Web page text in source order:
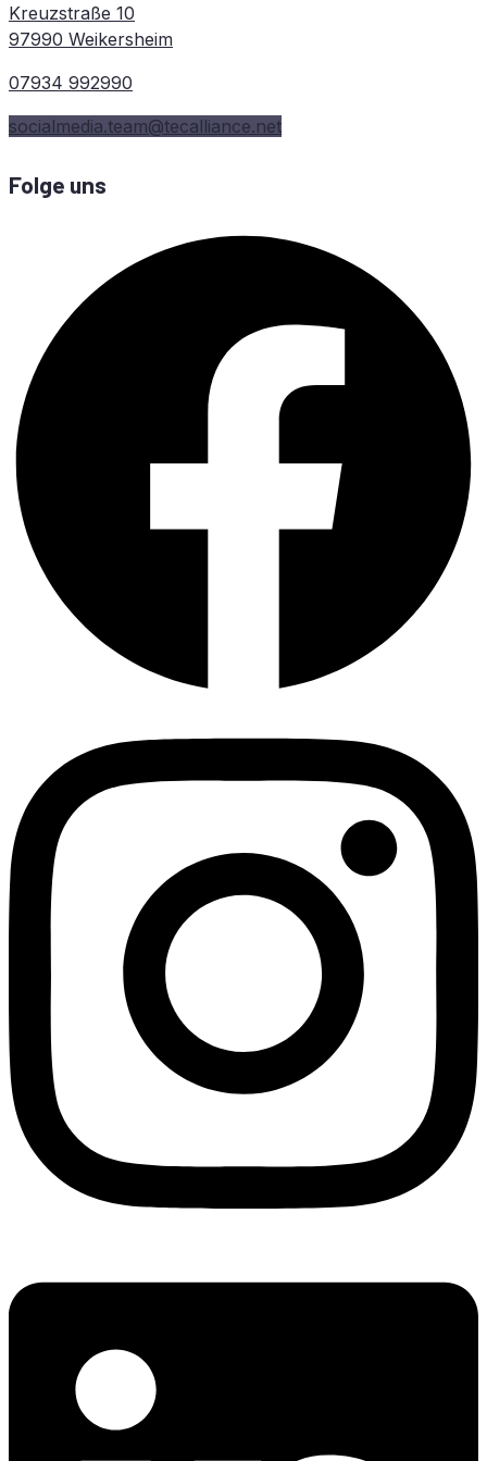
Kreuzstraße 10
97990 Weikersheim
07934 992990
socialmedia.team@tecalliance.net
Folge uns